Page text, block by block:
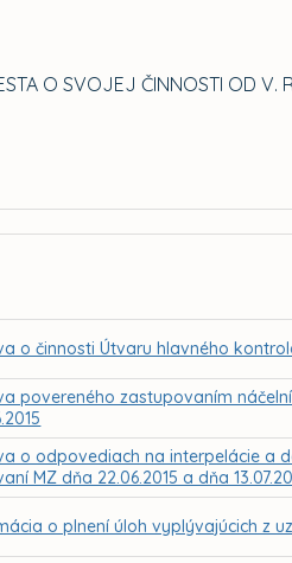
O SVOJEJ ČINNOSTI OD V.
o činnosti Útvaru hlavného
povereného zastupovaním
o odpovediach na interpelácie a
MZ dňa 22.06.2015 a dňa
o plnení úloh vyplývajúcich z